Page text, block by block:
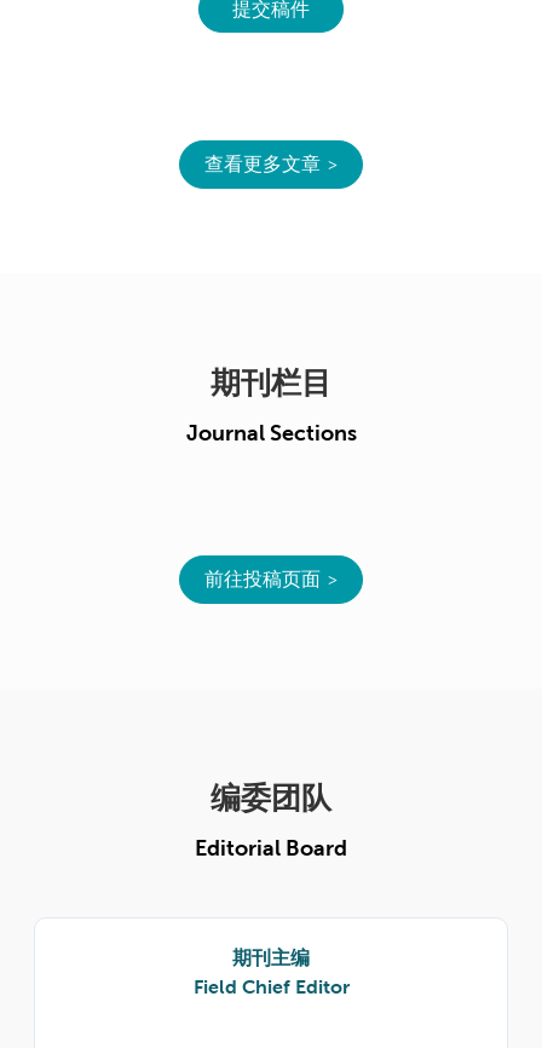
提交稿件
查看更多文章
期刊栏目
Journal Sections
前往投稿页面
编委团队
Editorial Board
期刊主编
Field Chief Editor